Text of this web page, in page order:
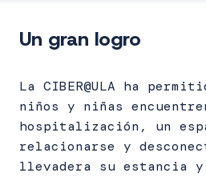
Un gran logro
La CIBER@ULA ha
niños y niñas
hospitalización, un
relacionarse y
llevadera su estancia y